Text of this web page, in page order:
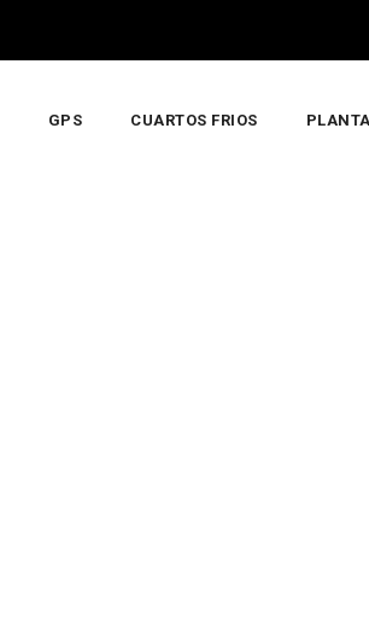
GPS CUARTOS FRIOS